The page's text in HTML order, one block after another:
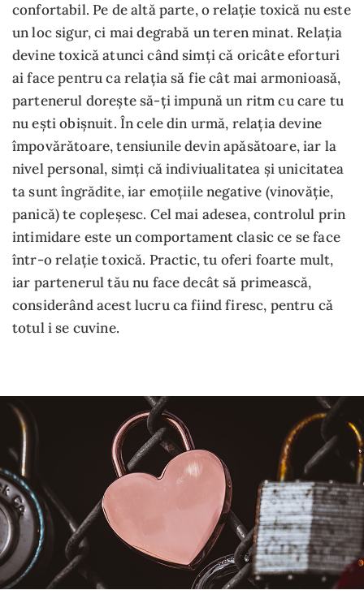
confortabil. Pe de altă parte, o relație toxică nu este
un loc sigur, ci mai degrabă un teren minat. Relația
devine toxică atunci când simți că oricâte eforturi
ai face pentru ca relația să fie cât mai armonioasă,
partenerul dorește să-ți impună un ritm cu care tu
nu ești obișnuit. În cele din urmă, relația devine
împovărătoare, tensiunile devin apăsătoare, iar la
nivel personal, simți că indiviualitatea și unicitatea
ta sunt îngrădite, iar emoțiile negative (vinovăție,
panică) te copleșesc. Cel mai adesea, controlul prin
intimidare este un comportament clasic ce se face
într-o relație toxică. Practic, tu oferi foarte mult,
iar partenerul tău nu face decât să primească,
considerând acest lucru ca fiind firesc, pentru că
totul i se cuvine.